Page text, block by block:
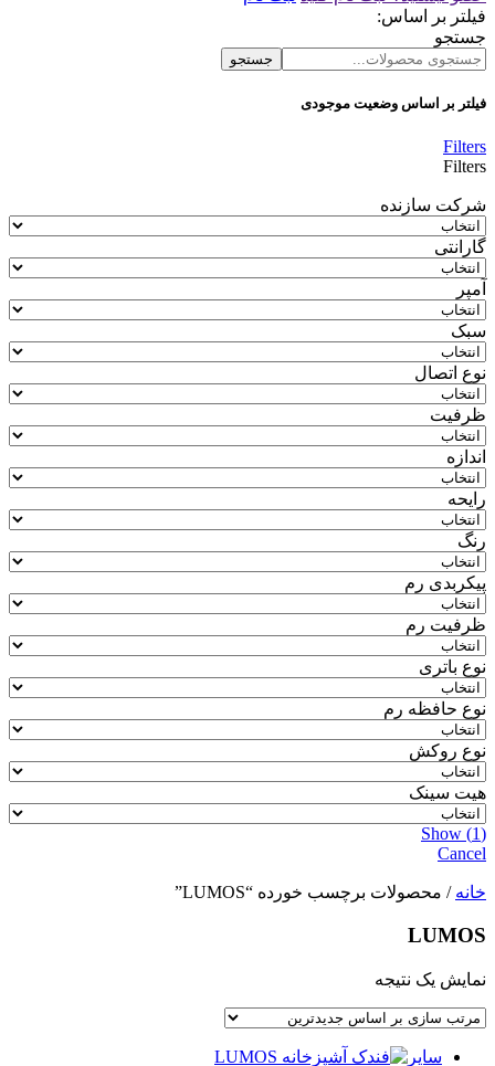
فیلتر بر اساس:
جستجو
جستجو
فیلتر بر اساس وضعیت موجودی
Filters
Filters
شرکت سازنده
گارانتی
آمپر
سبک
نوع اتصال
ظرفیت
اندازه
رایحه
رنگ
پیکربدی رم
ظرفیت رم
نوع باتری
نوع حافظه رم
نوع روکش
هیت سینک
Show (1)
Cancel
خانه / محصولات برچسب خورده “LUMOS”
LUMOS
نمایش یک نتیجه
سایر